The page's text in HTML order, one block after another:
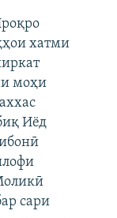
хатми
моҳи
Иёд
сари